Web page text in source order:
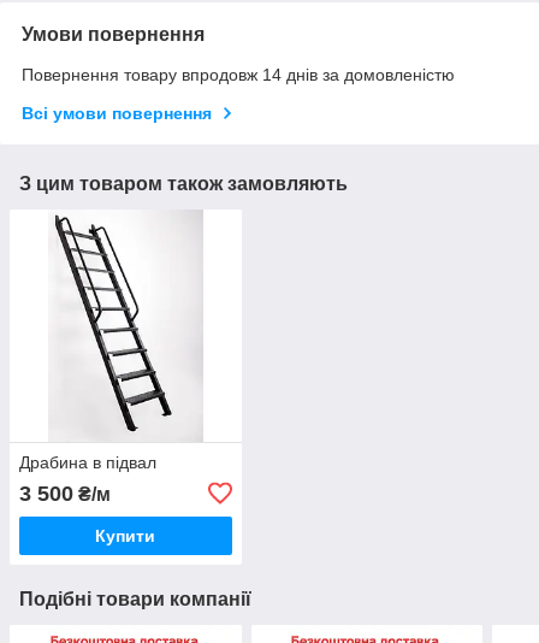
Умови повернення
Повернення товару впродовж 14 днів за домовленістю
Всі умови повернення
З цим товаром також замовляють
Драбина в підвал
3 500 ₴/м
Купити
Подібні товари компанії